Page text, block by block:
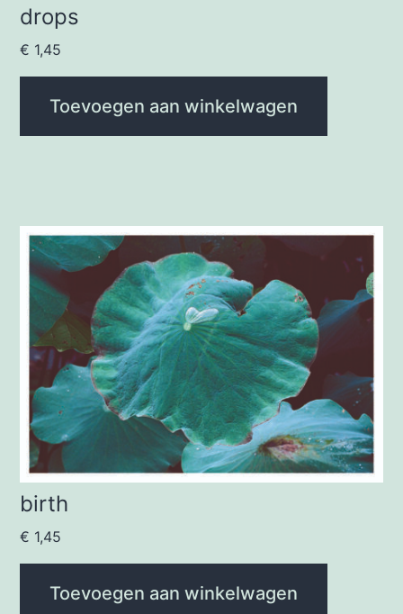
drops
€ 1,45
Toevoegen aan winkelwagen
birth
€ 1,45
Toevoegen aan winkelwagen